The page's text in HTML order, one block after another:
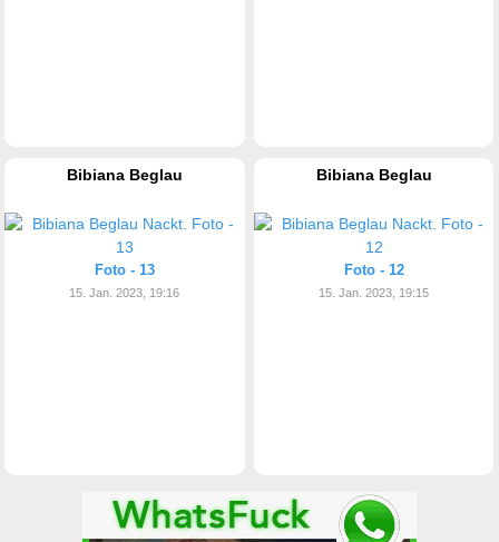
Bibiana Beglau
Foto - 13
15. Jan. 2023, 19:16
Bibiana Beglau
Foto - 12
15. Jan. 2023, 19:15